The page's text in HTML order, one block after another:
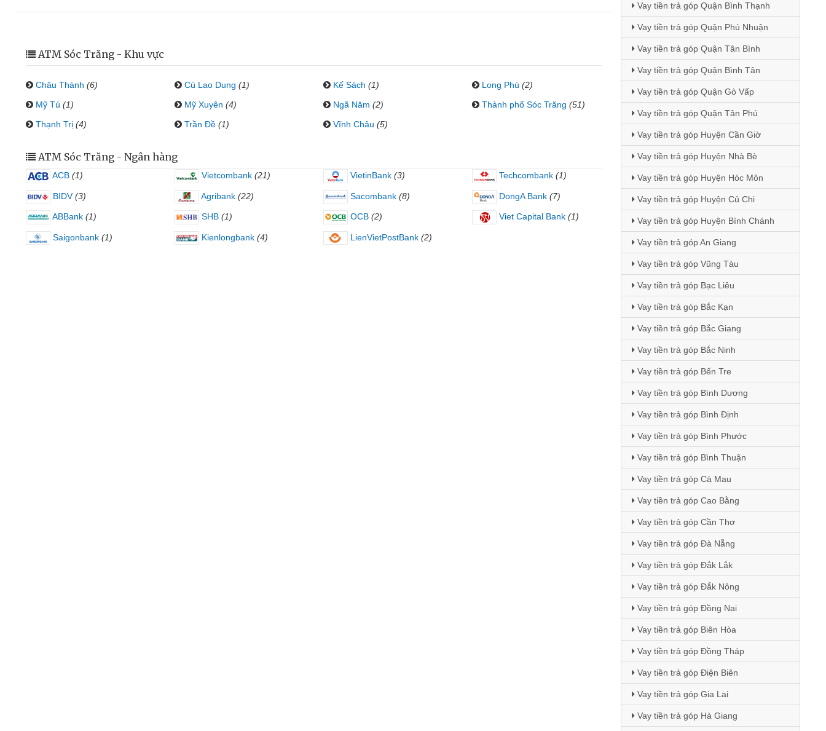
ATM Sóc Trăng - Khu vực
Châu Thành (6) Cù Lao Dung (1) Kế Sách (1) Long Phú (2)
Mỹ Tú (1) Mỹ Xuyên (4) Ngã Năm (2) Thành phố Sóc Trăng (51)
Thạnh Trị (4) Trần Đề (1) Vĩnh Châu (5)
ATM Sóc Trăng - Ngân hàng
ACB (1) Vietcombank (21) VietinBank (3) Techcombank (1)
BIDV (3) Agribank (22) Sacombank (8) DongA Bank (7)
ABBank (1) SHB (1) OCB (2) Viet Capital Bank (1)
Saigonbank (1) Kienlongbank (4) LienVietPostBank (2)
Vay tiền trả góp Quận Bình Thạnh
Vay tiền trả góp Quận Phú Nhuận
Vay tiền trả góp Quận Tân Bình
Vay tiền trả góp Quận Bình Tân
Vay tiền trả góp Quận Gò Vấp
Vay tiền trả góp Quận Tân Phú
Vay tiền trả góp Huyện Cần Giờ
Vay tiền trả góp Huyện Nhà Bè
Vay tiền trả góp Huyện Hóc Môn
Vay tiền trả góp Huyện Củ Chi
Vay tiền trả góp Huyện Bình Chánh
Vay tiền trả góp An Giang
Vay tiền trả góp Vũng Tàu
Vay tiền trả góp Bạc Liêu
Vay tiền trả góp Bắc Kạn
Vay tiền trả góp Bắc Giang
Vay tiền trả góp Bắc Ninh
Vay tiền trả góp Bến Tre
Vay tiền trả góp Bình Dương
Vay tiền trả góp Bình Định
Vay tiền trả góp Bình Phước
Vay tiền trả góp Bình Thuận
Vay tiền trả góp Cà Mau
Vay tiền trả góp Cao Bằng
Vay tiền trả góp Cần Thơ
Vay tiền trả góp Đà Nẵng
Vay tiền trả góp Đắk Lắk
Vay tiền trả góp Đắk Nông
Vay tiền trả góp Đồng Nai
Vay tiền trả góp Biên Hòa
Vay tiền trả góp Đồng Tháp
Vay tiền trả góp Điện Biên
Vay tiền trả góp Gia Lai
Vay tiền trả góp Hà Giang